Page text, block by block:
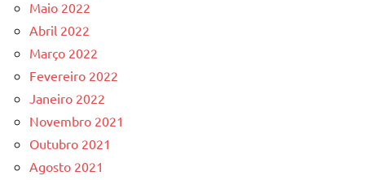
Maio 2022
Abril 2022
Março 2022
Fevereiro 2022
Janeiro 2022
Novembro 2021
Outubro 2021
Agosto 2021